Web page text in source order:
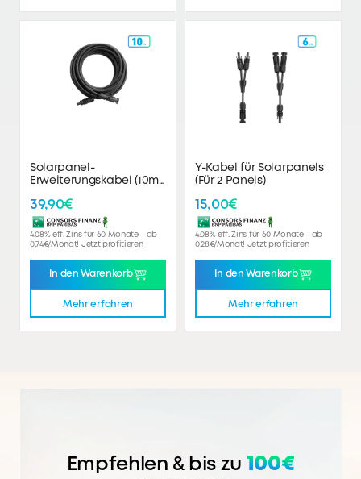
Solarpanel-
Erweiterungskabel (10m
39,90€
4.08% eff. Zins für 60 Monate - ab
0,74€/Monat! Jetzt profitieren
In den Warenkorb
Mehr erfahren
Y-Kabel für Solarpanels
(Für 2 Panels)
15,00€
4.08% eff. Zins für 60 Monate - ab
0,28€/Monat! Jetzt profitieren
In den Warenkorb
Mehr erfahren
Empfehlen & bis zu 100€